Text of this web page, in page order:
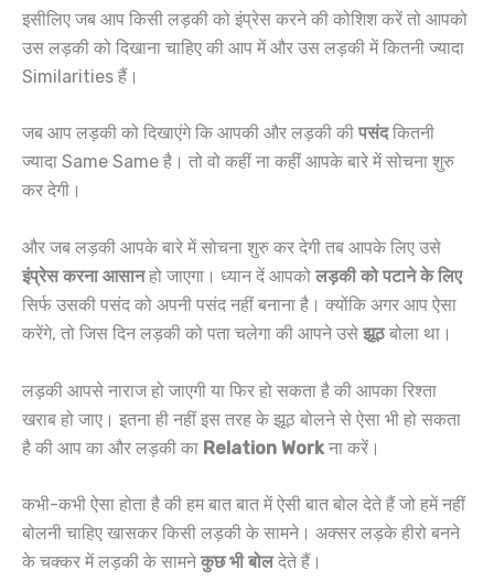
इसीलिए जब आप किसी लड़की को इंप्रेस करने की कोशिश करें तो आपको
उस लड़की को दिखाना चाहिए की आप में और उस लड़की में कितनी ज्यादा
Similarities हैं।
जब आप लड़की को दिखाएंगे कि आपकी और लड़की की पसंदकितनी
ज्यादा Same Same है। तो वो कहीं ना कहीं आपके बारे में सोचना शुरु
कर देगी।
और जब लड़की आपके बारे में सोचना शुरु कर देगी तब आपके लिए उसे
इंप्रेस करना आसानहो जाएगा। ध्यान दें आपको लड़की को पटाने के लिए
सिर्फ उसकी पसंद को अपनी पसंद नहीं बनाना है। क्योंकि अगर आप ऐसा
करेंगे, तो जिस दिन लड़की को पता चलेगा की आपने उसे झूठबोला था।
लड़की आपसे नाराज हो जाएगी या फिर हो सकता है की आपका रिश्ता
खराब हो जाए। इतना ही नहीं इस तरह के झूठ बोलने से ऐसा भी हो सकता
है की आप का और लड़की का Relation Work ना करें।
कभी-कभी ऐसा होता है की हम बात बात में ऐसी बात बोल देते हैं जो हमें नहीं
बोलनी चाहिए खासकर किसी लड़की के सामने। अक्सर लड़के हीरो बनने
के चक्कर में लड़की के सामनेकुछ भी बोलदेते हैं।